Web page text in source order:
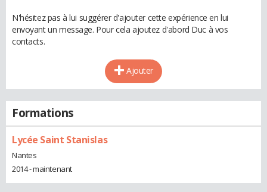
N'hésitez pas à lui suggérer d'ajouter cette expérience en lui
envoyant un message. Pour cela ajoutez d'abord Duc à vos
contacts.
Ajouter
Formations
Lycée Saint Stanislas
Nantes
2014 - maintenant